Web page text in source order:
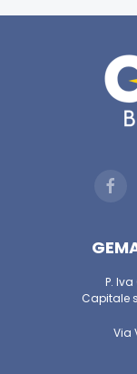
P.
Capitale
Via